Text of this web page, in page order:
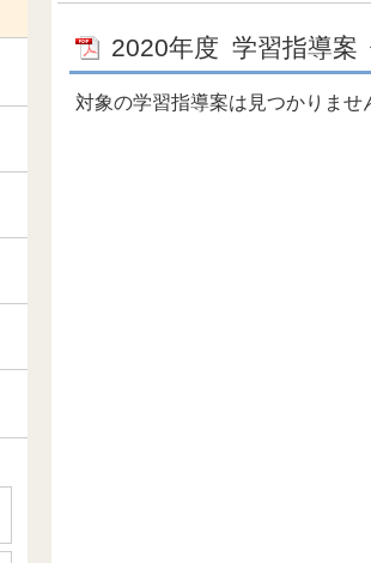
2020年度 学習指導案
対象の学習指導案は見つかりませ